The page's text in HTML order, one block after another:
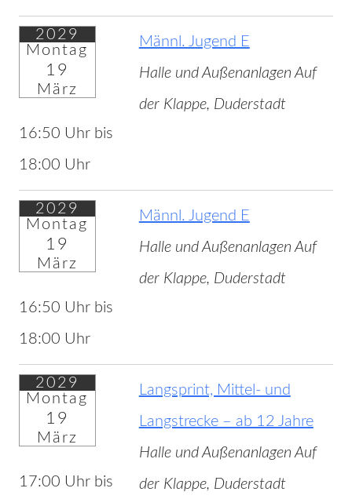
2029
Montag
19
März
16:50 Uhr bis
18:00 Uhr
Männl. Jugend E
Halle und Außenanlagen Auf
der Klappe, Duderstadt
2029
Montag
19
März
16:50 Uhr bis
18:00 Uhr
Männl. Jugend E
Halle und Außenanlagen Auf
der Klappe, Duderstadt
2029
Montag
19
März
17:00 Uhr bis
Langsprint, Mittel- und
Langstrecke – ab 12 Jahre
Halle und Außenanlagen Auf
der Klappe, Duderstadt